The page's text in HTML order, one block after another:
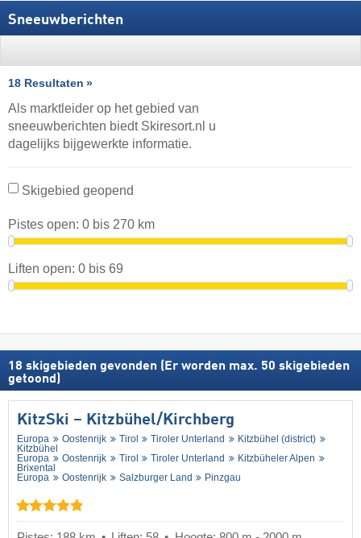
Sneeuwberichten
18 Resultaten
Als marktleider op het gebied van
sneeuwberichten biedt Skiresort.nl u
dagelijks bijgewerkte informatie.
Skigebied geopend
Pistes open: 0 bis 270 km
Liften open: 0 bis 69
18 skigebieden gevonden (Er worden max. 50 skigebieden
getoond)
KitzSki – Kitzbühel/​Kirchberg
Europa Oostenrijk Tirol Tiroler Unterland
Kitzbühel (district)
Kitzbühel
Europa
Oostenrijk Tirol Tiroler Unterland
Kitzbüheler Alpen
Brixental
Europa
Oostenrijk Salzburger Land Pinzgau